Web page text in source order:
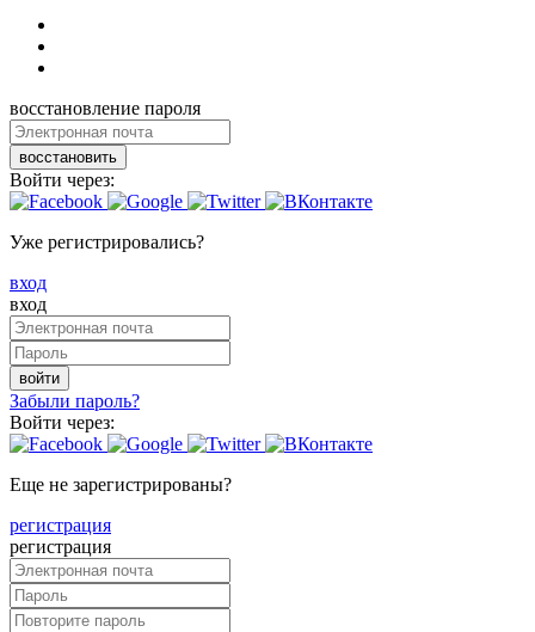
восстановление пароля
восстановить
Войти через:
Уже регистрировались?
вход
вход
войти
Забыли пароль?
Войти через:
Еще не зарегистрированы?
регистрация
регистрация